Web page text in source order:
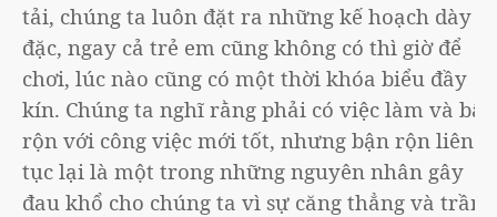
tải, chúng ta luôn đặt ra những kế hoạch dày
đặc, ngay cả trẻ em cũng không có thì giờ để
chơi, lúc nào cũng có một thời khóa biểu đầy
kín. Chúng ta nghĩ rằng phải có việc làm và bận
rộn với công việc mới tốt, nhưng bận rộn liên
tục lại là một trong những nguyên nhân gây
đau khổ cho chúng ta vì sự căng thẳng và trầm